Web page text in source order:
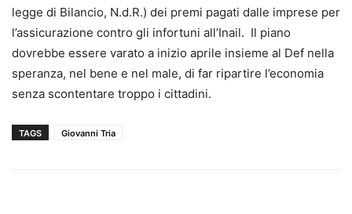
legge di Bilancio, N.d.R.) dei premi pagati dalle imprese per
l’assicurazione contro gli infortuni all’Inail. Il piano
dovrebbe essere varato a inizio aprile insieme al Def nella
speranza, nel bene e nel male, di far ripartire l’economia
senza scontentare troppo i cittadini.
TAGS Giovanni Tria